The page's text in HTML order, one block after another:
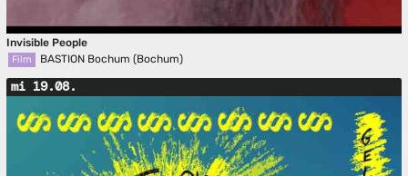
Invisible People
Film BASTION Bochum (Bochum)
mi 19.08.